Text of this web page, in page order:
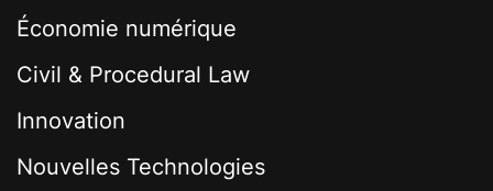
Économie numérique
Civil & Procedural Law
Innovation
Nouvelles Technologies